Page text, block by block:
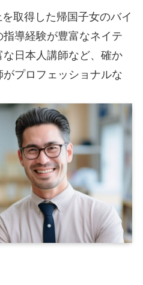
取得した帰国子女のバイ
導経験が豊富なネイテ
な日本人講師など、確か
プロフェッショナルな